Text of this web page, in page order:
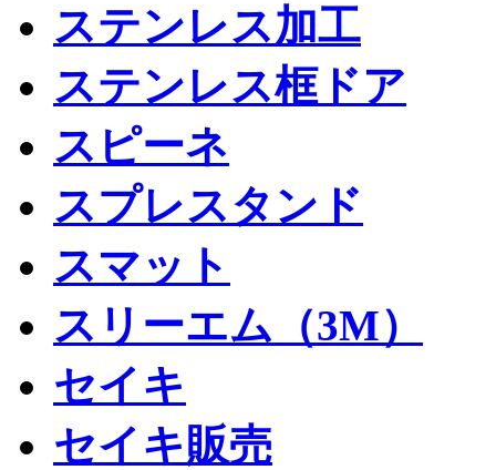
ステンレス加工
ステンレス框ドア
スピーネ
スプレスタンド
スマット
スリーエム（3M）
セイキ
セイキ販売